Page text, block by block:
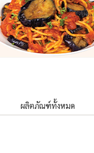
ผลิตภัณฑ์ทั้งหมด